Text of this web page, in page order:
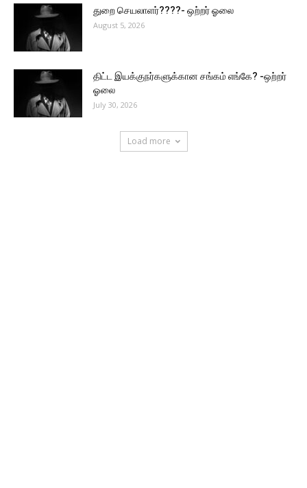
துறை செயலாளர்????- ஒற்றர் ஓலை
August 5, 2026
திட்ட இயக்குநர்களுக்கான சங்கம் எங்கே? -ஒற்றர்
ஓலை
July 30, 2026
Load more